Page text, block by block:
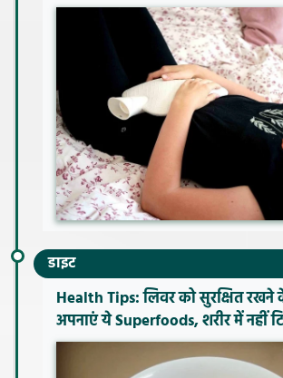
डाइट
Health Tips: लिवर को सुरक्षित रखने
अपनाएं ये Superfoods, शरीर में नहीं